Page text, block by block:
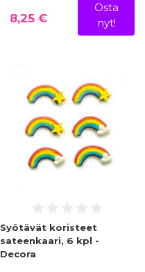
8,25 €
Osta
nyt!
Syötävät koristeet
sateenkaari, 6 kpl -
Decora